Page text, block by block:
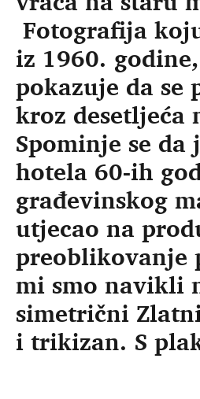
Fotografija
iz 1960.
pokazuje da se
kroz desetljeća
Spominje se
hotela 60-ih
građevinskog
utjecao na
preoblikovanje
mi smo navikli
simetrični
i trikizan. S